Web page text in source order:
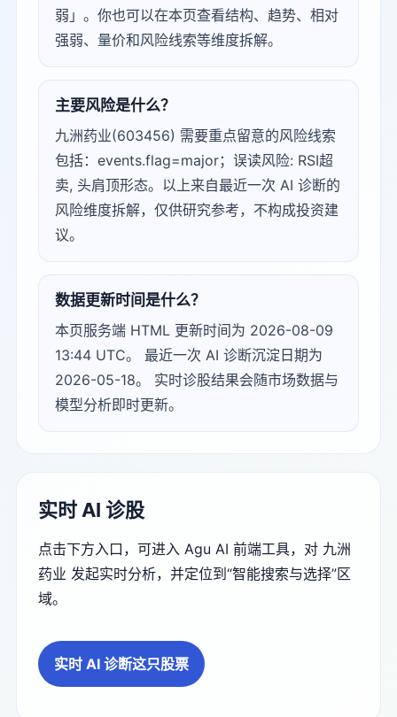
弱」。你也可以在本页查看结构、趋势、相对
强弱、量价和风险线索等维度拆解。
主要风险是什么？
九洲药业(603456) 需要重点留意的风险线索
包括：events.flag=major；误读风险: RSI超
卖, 头肩顶形态。以上来自最近一次 AI 诊断的
风险维度拆解，仅供研究参考，不构成投资建
议。
数据更新时间是什么？
本页服务端 HTML 更新时间为 2026-08-09
13:44 UTC。 最近一次 AI 诊断沉淀日期为
2026-05-18。 实时诊股结果会随市场数据与
模型分析即时更新。
实时 AI 诊股
点击下方入口，可进入 Agu AI 前端工具，对 九洲
药业 发起实时分析，并定位到“智能搜索与选择”区
域。
实时 AI 诊断这只股票